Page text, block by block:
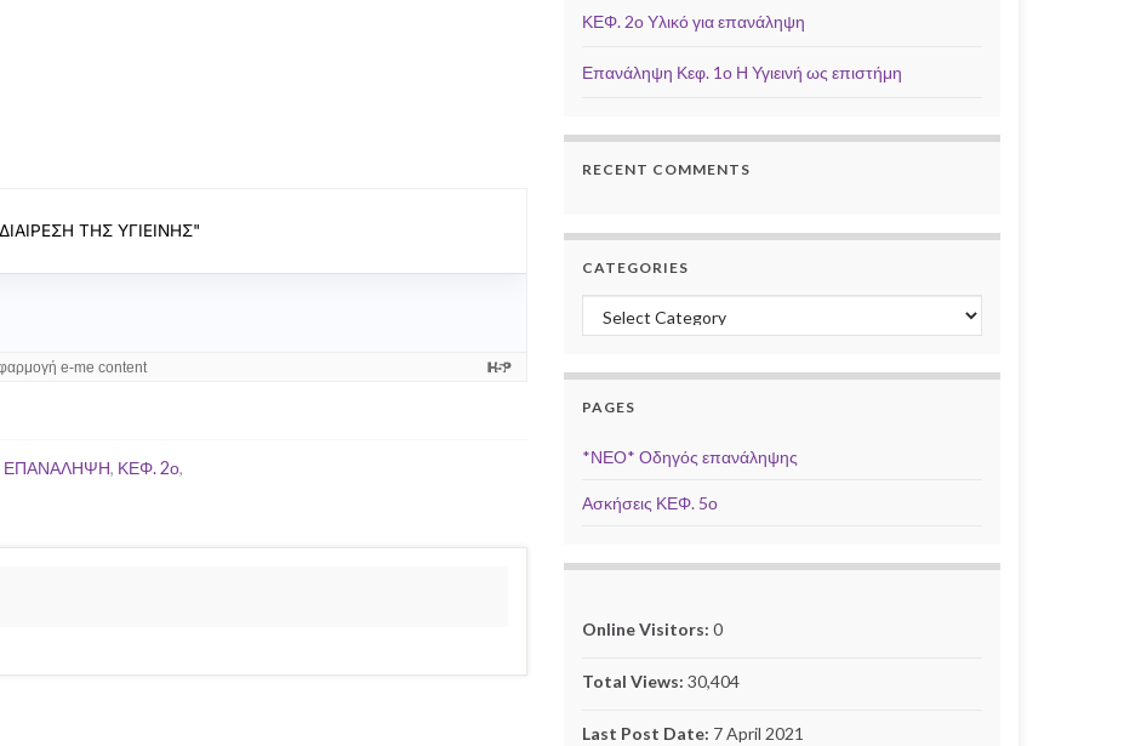
ΕΠΑΝΑΛΗΨΗ, ΚΕΦ. 2ο,
ΚΕΦ. 2ο Υλικό για επανάληψη
Επανάληψη Κεφ. 1ο Η Υγιεινή ως επιστήμη
RECENT COMMENTS
CATEGORIES
Categories
PAGES
*ΝΕΟ* Οδηγός επανάληψης
Ασκήσεις ΚΕΦ. 5ο
Online Visitors: 0
Total Views: 30,404
Last Post Date: 7 April 2021